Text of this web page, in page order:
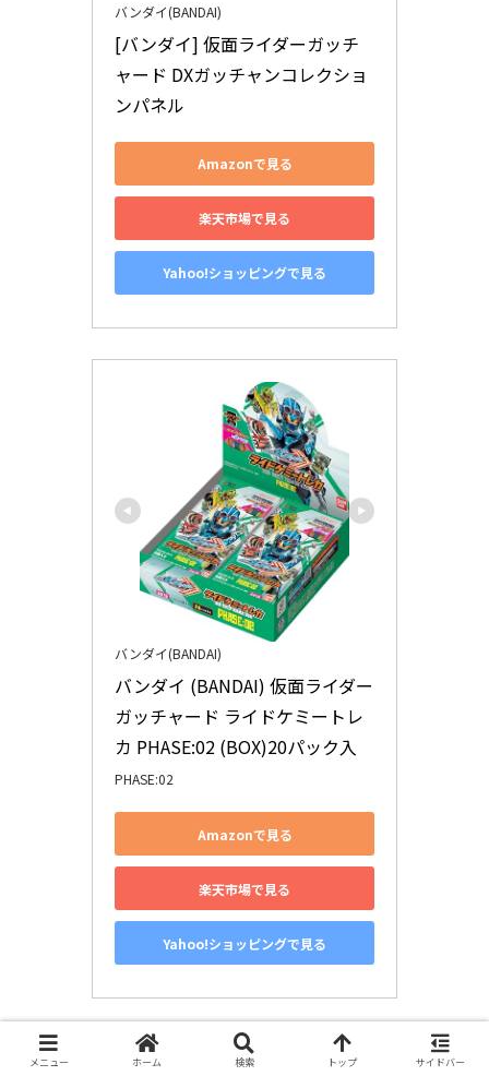
バンダイ(BANDAI)
[バンダイ] 仮面ライダーガッチ
ャード DXガッチャンコレクショ
ンパネル
Amazonで見る
楽天市場で見る
Yahoo!ショッピングで見る
バンダイ(BANDAI)
バンダイ (BANDAI) 仮面ライダー
ガッチャード ライドケミートレ
カ PHASE:02 (BOX)20パック入
PHASE:02
Amazonで見る
楽天市場で見る
Yahoo!ショッピングで見る
メニュー ホーム 検索 トップ サイドバー